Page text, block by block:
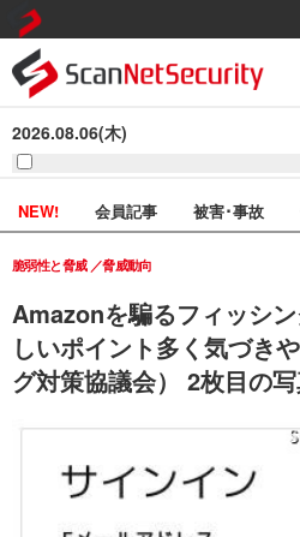
2026.08.06(木)
NEW! 会員記事 被害･事故
Amazonを騙るフィッシ
しいポイント多く気づき
グ対策協議会） 2枚目の
脆弱性と脅威 脅威動向